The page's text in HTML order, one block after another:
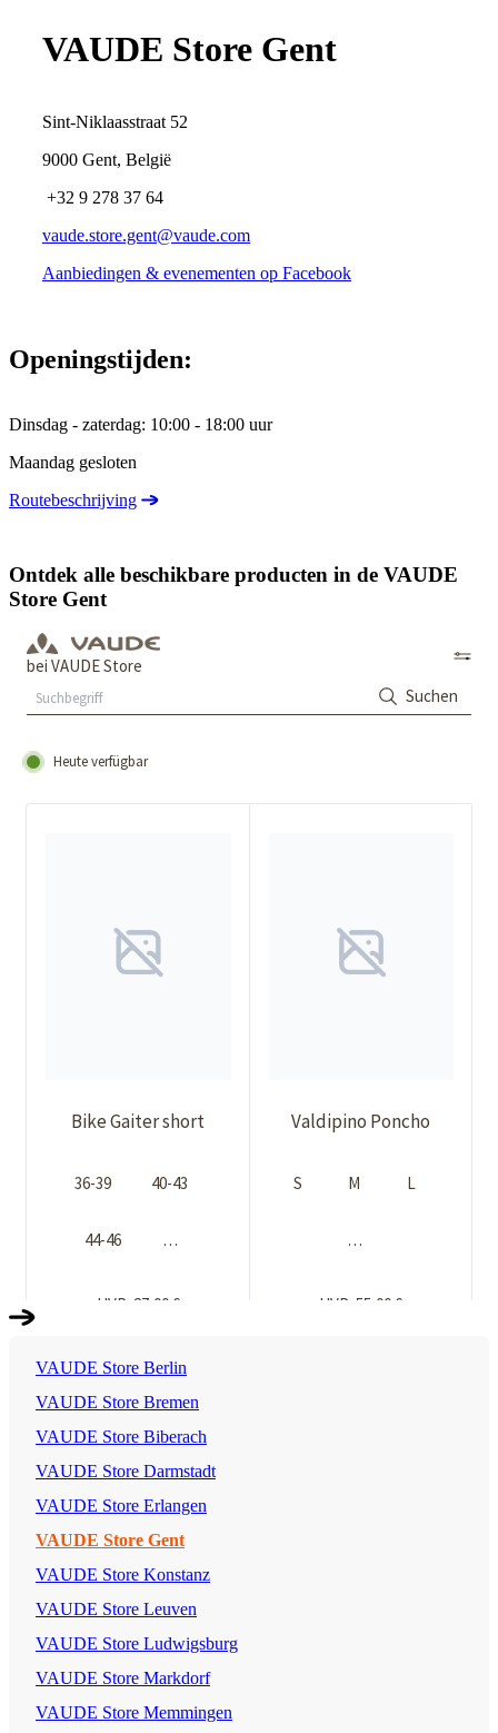
VAUDE Store Gent
Sint-Niklaasstraat 52
9000 Gent, België
+32 9 278 37 64
vaude.store.gent@vaude.com
Aanbiedingen & evenementen op Facebook
Openingstijden:
Dinsdag - zaterdag: 10:00 - 18:00 uur
Maandag gesloten
Routebeschrijving
Ontdek alle beschikbare producten in de VAUDE
Store Gent
VAUDE Store Berlin
VAUDE Store Bremen
VAUDE Store Biberach
VAUDE Store Darmstadt
VAUDE Store Erlangen
VAUDE Store Gent
VAUDE Store Konstanz
VAUDE Store Leuven
VAUDE Store Ludwigsburg
VAUDE Store Markdorf
VAUDE Store Memmingen